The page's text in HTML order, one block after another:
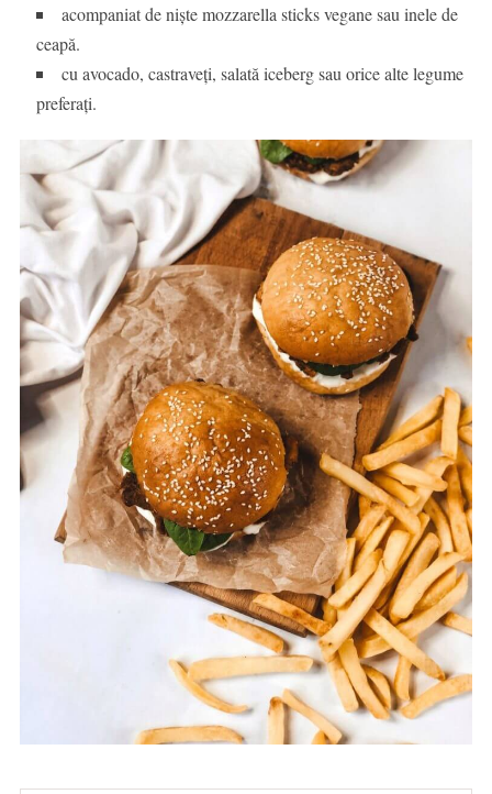
acompaniat de niște mozzarella sticks vegane sau inele de
ceapă.
cu avocado, castraveți, salată iceberg sau orice alte legume
preferați.